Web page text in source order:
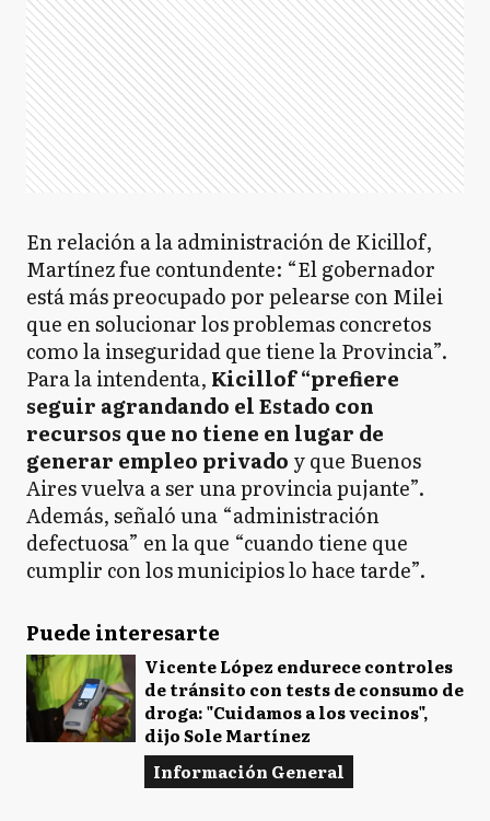
En relación a la administración de Kicillof,
Martínez fue contundente: “El gobernador
está más preocupado por pelearse con Milei
que en solucionar los problemas concretos
como la inseguridad que tiene la Provincia”.
Para la intendenta, Kicillof “prefiere
seguir agrandando el Estado con
recursos que no tiene en lugar de
generar empleo privado y que Buenos
Aires vuelva a ser una provincia pujante”.
Además, señaló una “administración
defectuosa” en la que “cuando tiene que
cumplir con los municipios lo hace tarde”.
Puede interesarte
Vicente López endurece controles
de tránsito con tests de consumo de
droga: "Cuidamos a los vecinos",
dijo Sole Martínez
Información General